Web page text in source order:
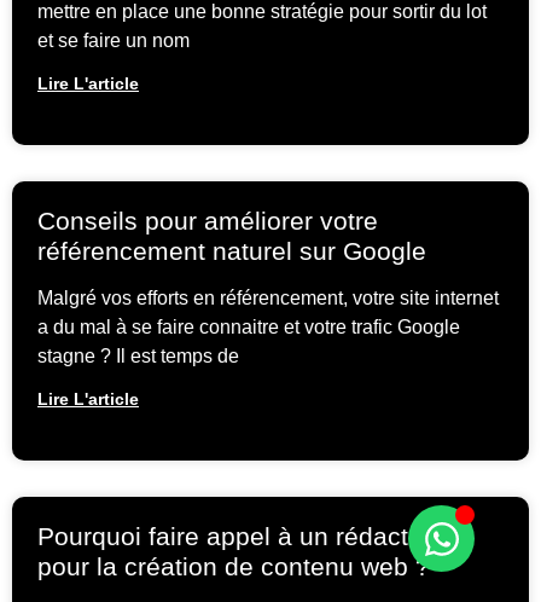
mettre en place une bonne stratégie pour sortir du lot
et se faire un nom
Lire L'article
Conseils pour améliorer votre
référencement naturel sur Google
Malgré vos efforts en référencement, votre site internet
a du mal à se faire connaitre et votre trafic Google
stagne ? Il est temps de
Lire L'article
Pourquoi faire appel à un rédacteur
pour la création de contenu web ?